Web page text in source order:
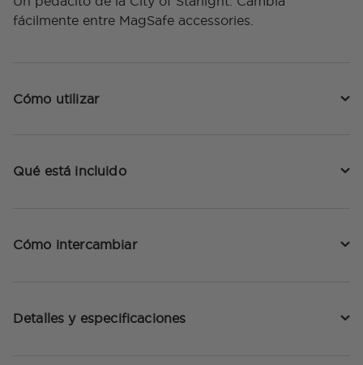
fácilmente entre MagSafe accessories.
Cómo utilizar
Qué está incluido
Cómo intercambiar
Detalles y especificaciones